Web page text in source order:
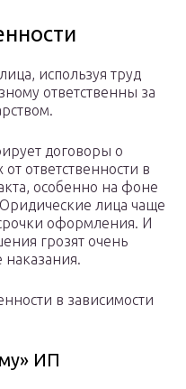
используя труд
ответственны за
договоры о
ответственности в
особенно на фоне
лица чаще
оформления. И
грозят очень
наказания.
в зависимости
ИП